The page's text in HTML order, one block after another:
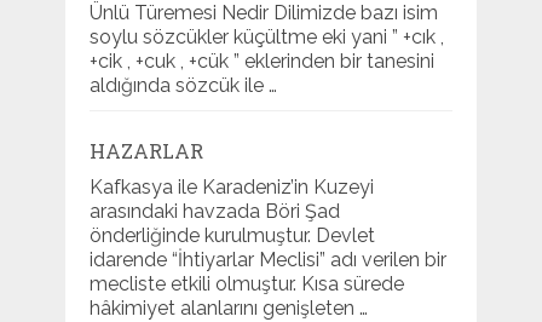
Ünlü Türemesi Nedir Dilimizde bazı isim
soylu sözcükler küçültme eki yani ” +cık ,
+cik , +cuk , +cük ” eklerinden bir tanesini
aldığında sözcük ile …
HAZARLAR
Kafkasya ile Karadeniz’in Kuzeyi
arasındaki havzada Böri Şad
önderliğinde kurulmuştur. Devlet
idarende “İhtiyarlar Meclisi” adı verilen bir
mecliste etkili olmuştur. Kısa sürede
hâkimiyet alanlarını genişleten …